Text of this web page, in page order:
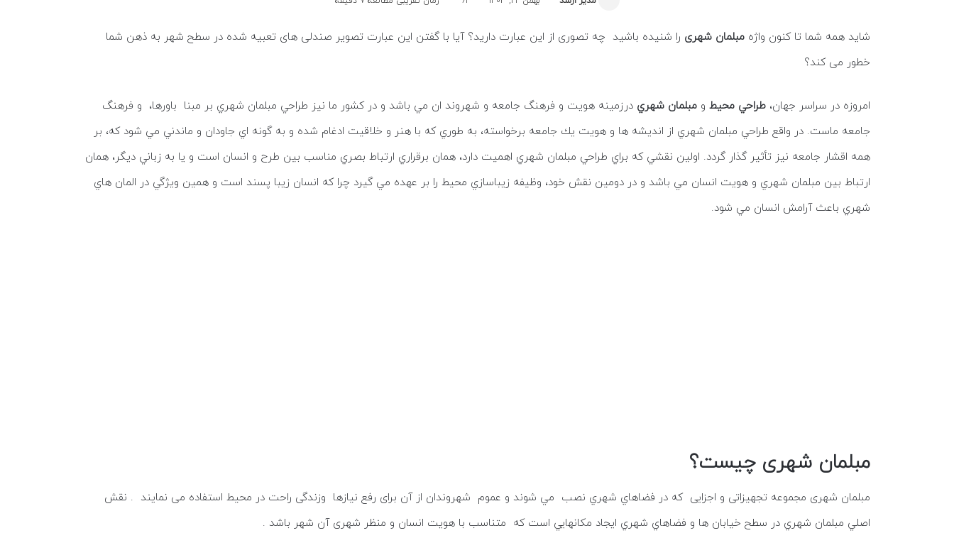
شاید همه شما تا کنون واژه مبلمان شهری را شنیده باشید چه تصوری از این عبارت دارید؟ آیا با گفتن این عبارت تصویر صندلی های تعبیه شده در سطح شهر به ذهن شما
خطور می کند؟
امروزه در سراسر جهان، طراحي محيط و مبلمان شهري درزمینه هويت و فرهنگ جامعه و شهروند ان مي باشد و در كشور ما نيز طراحي مبلمان شهري بر مبنا باورها، و فرهنگ
جامعه ماست. در واقع طراحي مبلمان شهري از انديشه ها و هويت يك جامعه برخواسته، به طوري كه با هنر و خلاقيت ادغام شده و به گونه اي جاودان و ماندني مي شود كه، بر
همه اقشار جامعه نيز تأثير گذار گردد. اولين نقشي كه براي طراحي مبلمان شهري اهمیت دارد، همان برقراري ارتباط بصري مناسب بين طرح و انسان است و يا به زباني ديگر، همان
ارتباط بين مبلمان شهري و هويت انسان مي باشد و در دومين نقش خود، وظيفه زيباسازي محيط را بر عهده مي گيرد چرا كه انسان زيبا پسند است و همين ويژگي در المان هاي
شهري باعث آرامش انسان مي شود.
مبلمان شهری چیست؟
مبلمان شهری مجموعه تجهیزاتی و اجزایی كه در فضاهاي شهري نصب مي شوند و عموم شهروندان از آن برای رفع نيازها وزندگی راحت در محيط استفاده می نمایند . نقش
اصلي مبلمان شهري در سطح خيابان ها و فضاهاي شهري ايجاد مكانهايي است كه متناسب با هويت انسان و منظر شهری آن شهر باشد .